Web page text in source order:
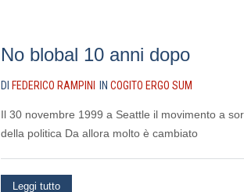
No blobal 10 anni dopo
DI FEDERICO RAMPINI IN COGITO ERGO SUM
Il 30 novembre 1999 a Seattle il movimento a
della politica Da allora molto è cambiato
Leggi tutto